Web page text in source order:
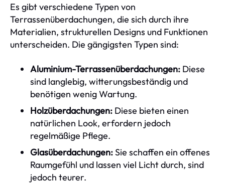
Es gibt verschiedene Typen von
Terrassenüberdachungen, die sich durch ihre
Materialien, strukturellen Designs und Funktionen
unterscheiden. Die gängigsten Typen sind:
Aluminium-Terrassenüberdachungen: Diese
sind langlebig, witterungsbeständig und
benötigen wenig Wartung.
Holzüberdachungen: Diese bieten einen
natürlichen Look, erfordern jedoch
regelmäßige Pflege.
Glasüberdachungen:Sie schaffen ein offenes
Raumgefühl und lassen viel Licht durch, sind
jedoch teurer.